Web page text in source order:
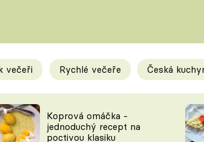
a triky
KAM ZA JÍDLEM
večeři Rychlé večeře Česká
Koprová omáčka -
jednoduchý recept na
poctivou klasiku